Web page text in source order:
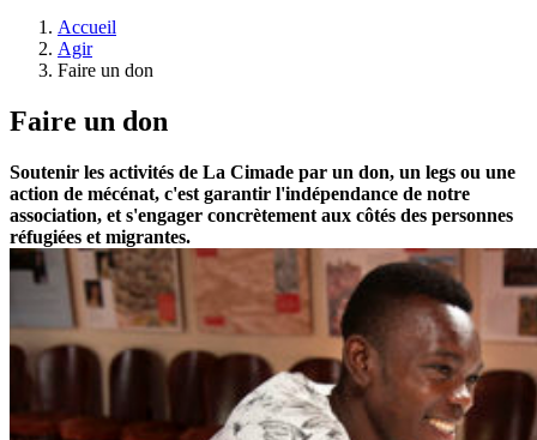
Accueil
Agir
Faire un don
Faire un don
Soutenir les activités de La Cimade par un don, un legs ou une
action de mécénat, c'est garantir l'indépendance de notre
association, et s'engager concrètement aux côtés des personnes
réfugiées et migrantes.